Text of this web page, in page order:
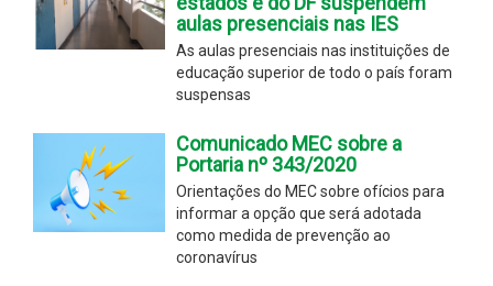
aulas presenciais nas IES
As aulas presenciais nas instituições de
educação superior de todo o país foram
suspensas
Comunicado MEC sobre a
Portaria nº 343/2020
Orientações do MEC sobre ofícios para
informar a opção que será adotada
como medida de prevenção ao
coronavírus